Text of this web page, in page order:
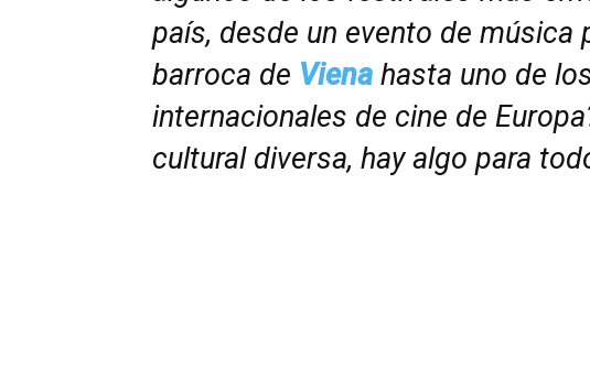
país, desde un evento de música
barroca de Viena hasta uno de
internacionales de cine de
cultural diversa, hay algo para